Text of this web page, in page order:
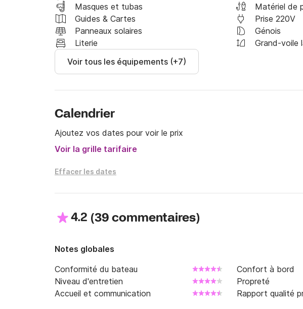
Masques et tubas
Matériel de
Guides & Cartes
Prise 220V
Panneaux solaires
Génois
Literie
Grand-voile
Voir tous les équipements (+7)
Calendrier
Ajoutez vos dates pour voir le prix
Voir la grille tarifaire
Effacer les dates
4.2 (39 commentaires)
Notes globales
Conformité du bateau
Confort à bord
Niveau d'entretien
Propreté
Accueil et communication
Rapport qualité